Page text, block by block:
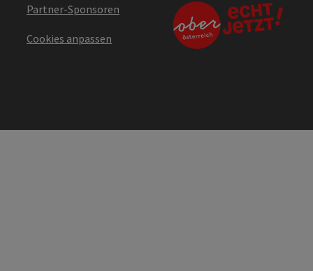
Partner-Sponsoren
Cookies anpassen